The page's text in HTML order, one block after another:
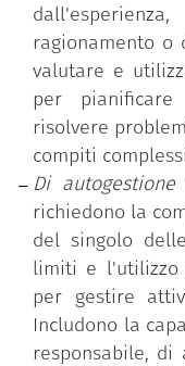
ragionamento o
valutare e
per pianificare
risolvere
compiti
Di autogestione
richiedono la
del singolo
limiti e l'utilizzo
per gestire
Includono la
responsabile,